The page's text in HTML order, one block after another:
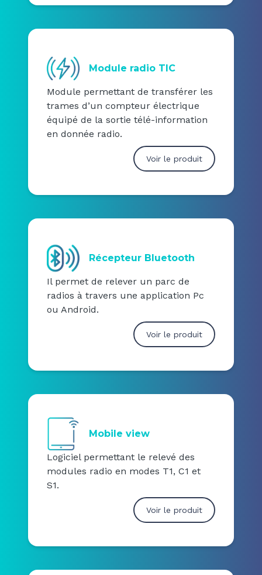
Module radio TIC
Module permettant de transférer les
trames d’un compteur électrique
équipé de la sortie télé-information
en donnée radio.
Voir le produit
Récepteur Bluetooth
Il permet de relever un parc de
radios à travers une application Pc
ou Android.
Voir le produit
Mobile view
Logiciel permettant le relevé des
modules radio en modes T1, C1 et
S1.
Voir le produit